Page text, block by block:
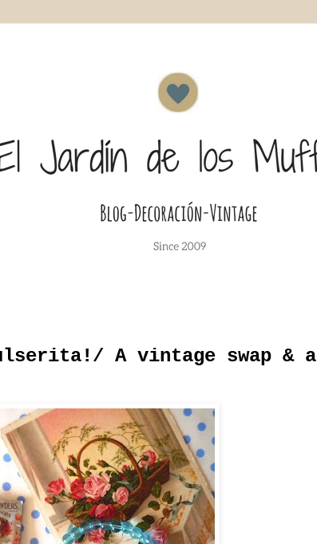
A vintage swap & a